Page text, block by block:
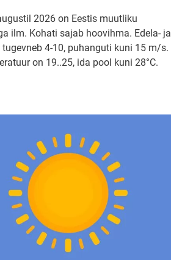
2026 on Eestis muutliku
ilm. Kohati sajab hoovihma. Edela- ja
4-10, puhanguti kuni 15 m/s.
on 19..25, ida pool kuni 28°C.